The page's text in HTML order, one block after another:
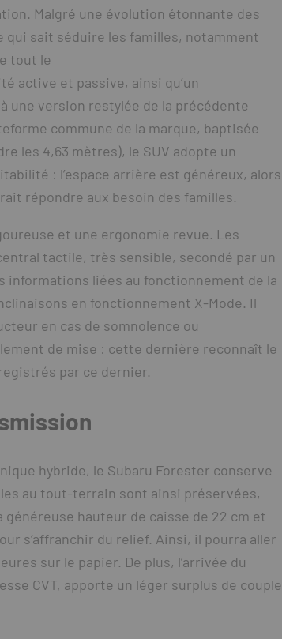
Malgré une évolution étonnante des
qui sait séduire les familles, notamment
tout le
active et passive, ainsi qu’un
une version restylée de la précédente
commune de la marque, baptisée
les 4,63 mètres), le SUV adopte un
: l’espace arrière est généreux, alors
répondre aux besoin des familles.
et une ergonomie revue. Les
tactile, très sensible, secondé par un
informations liées au fonctionnement de la
en fonctionnement X-Mode. Il
en cas de somnolence ou
de mise : cette dernière reconnaît le
par ce dernier.
hybride, le Subaru Forester conserve
au tout-terrain sont ainsi préservées,
hauteur de caisse de 22 cm et
s’affranchir du relief. Ainsi, il pourra aller
sur le papier. De plus, l’arrivée du
CVT, apporte un léger surplus de couple